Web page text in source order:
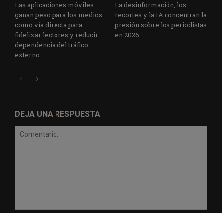
Las aplicaciones móviles
ganan peso para los medios
como vía directa para
fidelizar lectores y reducir
dependencia del tráfico
externo
La desinformación, los
recortes y la IA concentran la
presión sobre los periodistas
en 2026
DEJA UNA RESPUESTA